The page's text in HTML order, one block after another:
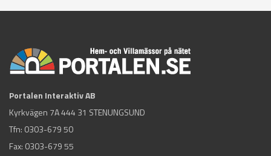
Portalen Interaktiv AB
Kyrkvägen 7A 444 31 STENUNGSUND
Tfn: 0303-679 50
Fax: 0303-679 55